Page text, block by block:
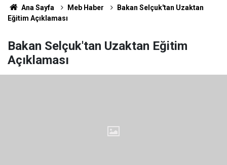
Ana Sayfa Meb Haber
Bakan Selçuk'tan Uzaktan
Eğitim Açıklaması
Bakan Selçuk'tan Uzaktan Eğitim
Açıklaması